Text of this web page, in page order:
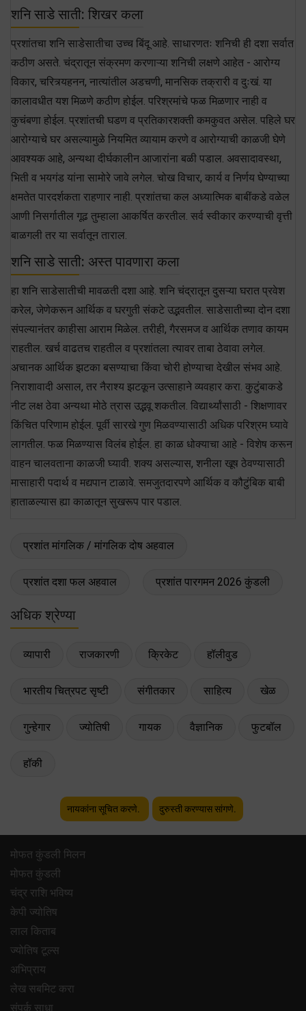
शनि साडे साती: शिखर कला
प्रशांतचा शनि साडेसातीचा उच्च बिंदू आहे. साधारणतः शनिची ही दशा सर्वात
कठीण असते. चंद्रातून संक्रमण करणाऱ्या शनिची लक्षणे आहेत - आरोग्य
विकार, चरित्र्यहनन, नात्यांतील अडचणी, मानसिक तक्रारी व दुःखं. या
कालावधीत यश मिळणे कठीण होईल. परिश्रमांचे फळ मिळणार नाही व
कुचंबणा होईल. प्रशांतची घडण व प्रतिकारशक्ती कमकुवत असेल. पहिले घर
आरोग्याचे घर असल्यामुळे नियमित व्यायाम करणे व आरोग्याची काळजी घेणे
आवश्यक आहे, अन्यथा दीर्घकालीन आजारांना बळी पडाल. अवसादावस्था,
भिती व भयगंड यांना सामोरे जावे लगेल. चोख विचार, कार्य व निर्णय घेण्याच्या
क्षमतेत पारदर्शकता राहणार नाही. प्रशांतचा कल अध्यात्मिक बाबींकडे वळेल
आणी निसर्गातील गूढ तुम्हाला आकर्षित करतील. सर्व स्वीकार करण्याची वृत्ती
बाळगली तर या सर्वातून ताराल.
शनि साडे साती: अस्त पावणारा कला
हा शनि साडेसातीची मावळती दशा आहे. शनि चंद्रातून दुसऱ्या घरात प्रवेश
करेल, जेणेकरून आर्थिक व घरगुती संकटे उद्भवतील. साडेसातीच्या दोन दशा
संपल्यानंतर काहीसा आराम मिळेल. तरीही, गैरसमज व आर्थिक तणाव कायम
राहतील. खर्च वाढतच राहतील व प्रशांतला त्यावर ताबा ठेवावा लगेल.
अचानक आर्थिक झटका बसण्याचा किंवा चोरी होण्याचा देखील संभव आहे.
निराशावादी असाल, तर नैराश्य झटकून उत्साहाने व्यवहार करा. कुटुंबाकडे
नीट लक्ष ठेवा अन्यथा मोठे त्रास उद्भवू शकतील. विद्यार्थ्यांसाठी - शिक्षणावर
किंचित परिणाम होईल. पूर्वी सारखे गुण मिळवण्यासाठी अधिक परिश्रम घ्यावे
लागतील. फळ मिळण्यास विलंब होईल. हा काळ धोक्याचा आहे - विशेष करून
वाहन चालवताना काळजी घ्यावी. शक्य असल्यास, शनीला खूष ठेवण्यासाठी
मासाहारी पदार्थ व मद्यपान टाळावे. समजुतदारपणे आर्थिक व कौटुंबिक बाबी
हाताळल्यास ह्या काळातून सुखरूप पार पडाल.
प्रशांत मांगलिक / मांगलिक दोष अहवाल
प्रशांत दशा फल अहवाल प्रशांत पारगमन 2026 कुंडली
अधिक श्रेण्या
व्यापारी राजकारणी क्रिकेट हॉलीवुड
भारतीय चित्रपट सृष्टी संगीतकार साहित्य खेळ
गुन्हेगार ज्योतिषी गायक वैज्ञानिक फुटबॉल
हॉकी
नायकांना सूचित करणे. दुरुस्ती करण्यास सांगणे.
मोफत कुंडली मिलन
मोफत कुंडली
चंद्र राशि भविष्य
केपी ज्योतिष
लाल किताब
ज्योतिष टूल्स
अभिप्राय
लेख सबमिट करा
संपर्क साधा